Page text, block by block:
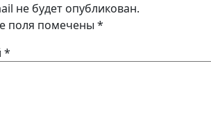
не будет опубликован.
поля помечены *
*